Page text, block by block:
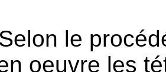
Selon le
oeuvre les